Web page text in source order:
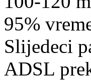
95%
Slijedeci
ADSL